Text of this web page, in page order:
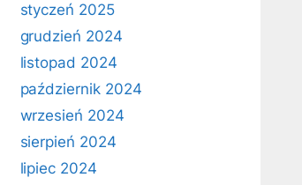
styczeń 2025
grudzień 2024
listopad 2024
październik 2024
wrzesień 2024
sierpień 2024
lipiec 2024